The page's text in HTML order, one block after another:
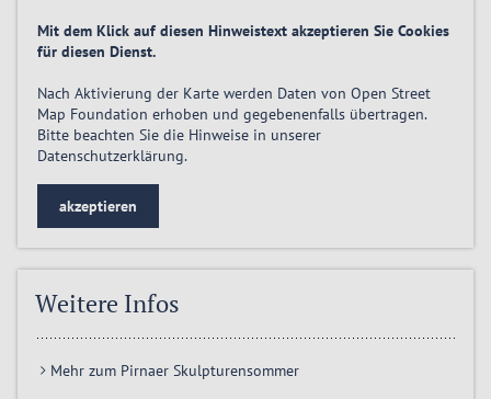
Mit dem Klick auf diesen Hinweistext akzeptieren Sie Cookies
für diesen Dienst.
Nach Aktivierung der Karte werden Daten von Open Street
Map Foundation erhoben und gegebenenfalls übertragen.
Bitte beachten Sie die Hinweise in unserer
Datenschutzerklärung.
akzeptieren
Weitere Infos
Mehr zum Pirnaer Skulpturensommer